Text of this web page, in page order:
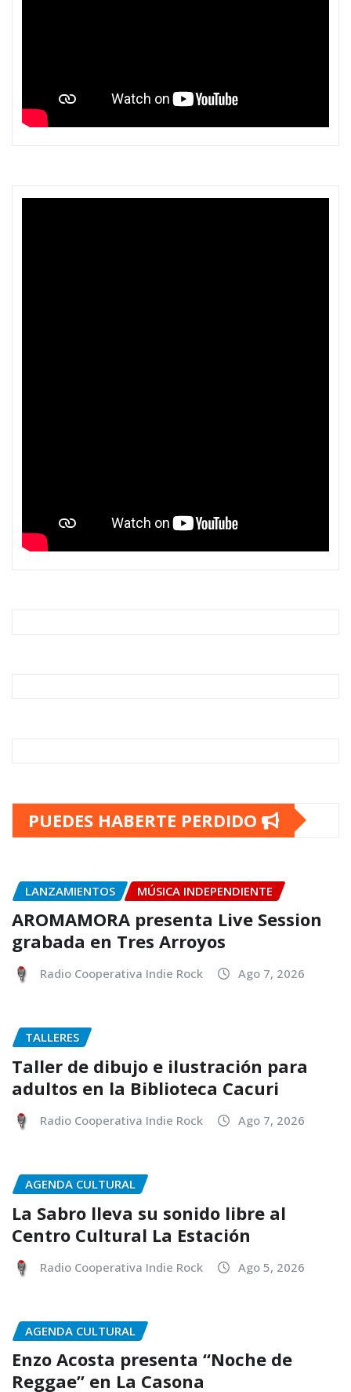
PUEDES HABERTE PERDIDO
LANZAMIENTOS MÚSICA INDEPENDIENTE
AROMAMORA presenta Live Session
grabada en Tres Arroyos
Radio Cooperativa Indie Rock Ago 7, 2026
TALLERES
Taller de dibujo e ilustración para
adultos en la Biblioteca Cacuri
Radio Cooperativa Indie Rock Ago 7, 2026
AGENDA CULTURAL
La Sabro lleva su sonido libre al
Centro Cultural La Estación
Radio Cooperativa Indie Rock Ago 5, 2026
AGENDA CULTURAL
Enzo Acosta presenta “Noche de
Reggae” en La Casona